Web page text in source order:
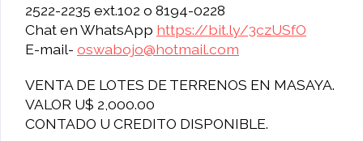
2522-2235 ext.102 o 8194-0228
Chat en WhatsApp https://bit.ly/3czUSfO
E-mail- oswabojo@hotmail.com
VENTA DE LOTES DE TERRENOS EN MASAYA.
VALOR U$ 2,000.00
CONTADO U CREDITO DISPONIBLE.